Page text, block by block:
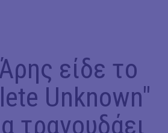
είδε το
Unknown"
τραγουδάει